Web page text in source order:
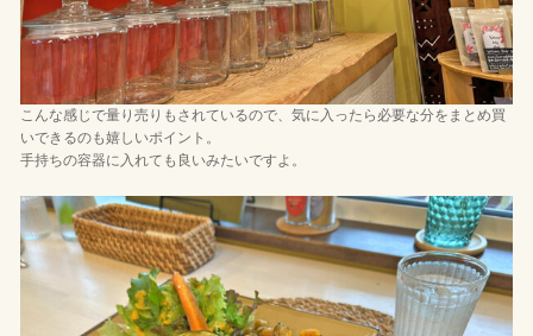
こんな感じで量り売りもされているので、気に入ったら必要な分をまとめ買
いできるのも嬉しいポイント。
手持ちの容器に入れても良いみたいですよ。